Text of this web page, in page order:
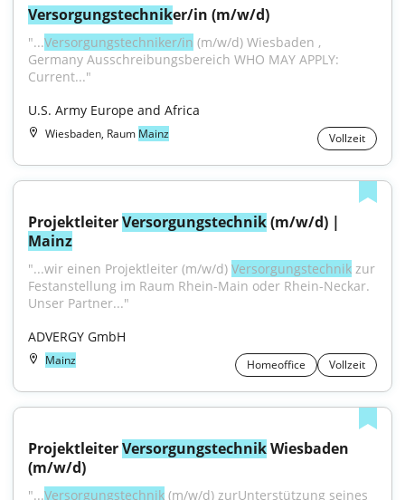
Versorgungstechniker/in (m/w/d)
"...Versorgungstechniker/in (m/w/d) Wiesbaden ,
Germany Ausschreibungsbereich WHO MAY APPLY:
Current..."
U.S. Army Europe and Africa
Wiesbaden, Raum Mainz Vollzeit
Projektleiter Versorgungstechnik
Mainz
"...wir einen Projektleiter (m/w/d) Versorgungstechnik zur
Festanstellung im Raum Rhein-Main oder Rhein-Neckar.
Unser Partner..."
ADVERGY GmbH
Mainz Homeoffice Vollzeit
Projektleiter Versorgungstechnik Wiesbaden
(m/w/d)
"...Versorgungstechnik (m/w/d) zurUnterstützung seines